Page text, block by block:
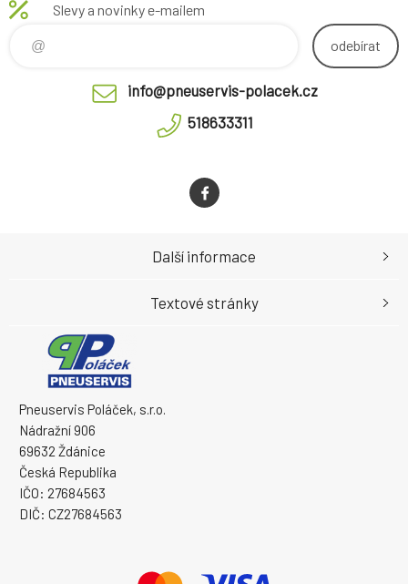
Slevy a novinky e-mailem
odebírat
info@pneuservis-polacek.cz
518633311
Pneuservis Poláček, s.r.o.
Nádražní 906
69632 Ždánice
Česká Republika
IČO: 27684563
DIČ: CZ27684563
Další informace
Textové stránky